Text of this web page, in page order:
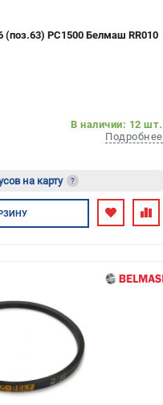
(поз.63) РС1500 Белмаш RR010
В наличии: 12 шт.
Подробнее
на карту
?